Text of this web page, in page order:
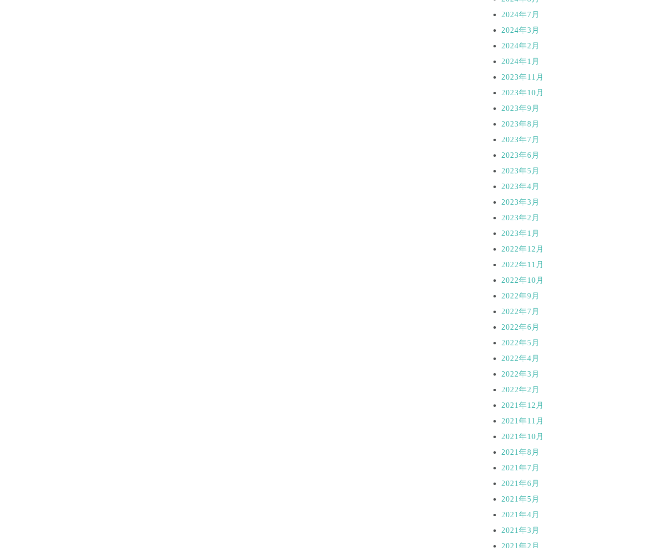
2024年7月
2024年3月
2024年2月
2024年1月
2023年11月
2023年10月
2023年9月
2023年8月
2023年7月
2023年6月
2023年5月
2023年4月
2023年3月
2023年2月
2023年1月
2022年12月
2022年11月
2022年10月
2022年9月
2022年7月
2022年6月
2022年5月
2022年4月
2022年3月
2022年2月
2021年12月
2021年11月
2021年10月
2021年8月
2021年7月
2021年6月
2021年5月
2021年4月
2021年3月
2021年2月